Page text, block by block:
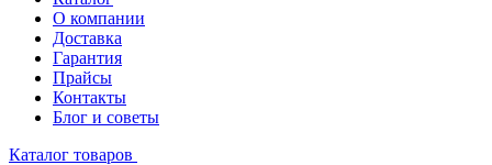
О компании
Доставка
Гарантия
Прайсы
Контакты
Блог и советы
Каталог товаров